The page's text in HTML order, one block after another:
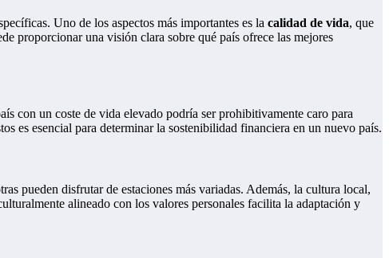
Uno de los aspectos más importantes es la calidad de vida, que
proporcionar una visión clara sobre qué país ofrece las mejores
con un coste de vida elevado podría ser prohibitivamente caro para
es esencial para determinar la sostenibilidad financiera en un nuevo país.
pueden disfrutar de estaciones más variadas. Además, la cultura local,
alineado con los valores personales facilita la adaptación y